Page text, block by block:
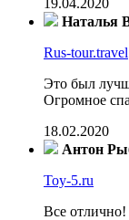
19.04.2020
Наталья
Rus-tour.travel
Это был
Огромное
18.02.2020
Антон
Toy-5.ru
Все отлично!